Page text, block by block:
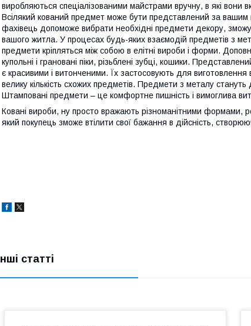
виробляються спеціалізованими майстрами вручну, в які
Всілякий кований предмет може бути представлений за
фахівець допоможе вибрати необхідні предмети декору,
вашого житла. У процесах будь-яких взаємодій предметів з
предмети кріпляться між собою в елітні вироби і форми.
купольні і грановані піки, різьблені зубці, кошики.
є красивими і витонченими. Їх застосовують для
велику кількість схожих предметів. Предмети з металу
Штамповані предмети – це комфортне пишність і вимоглива
Ковані вироби, ну просто вражають різноманітними формами,
який покупець зможе втілити свої бажання в дійсність,
Інші статті